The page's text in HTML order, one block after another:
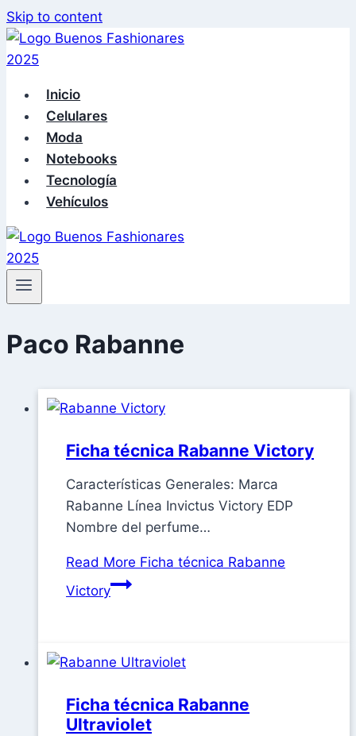
Skip to content
Inicio
Celulares
Moda
Notebooks
Tecnología
Vehículos
Paco Rabanne
Ficha técnica Rabanne Victory
Características Generales: Marca
Rabanne Línea Invictus Victory EDP
Nombre del perfume…
Read More Ficha técnica Rabanne
Victory
Ficha técnica Rabanne
Ultraviolet